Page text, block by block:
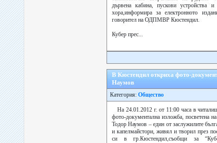
дървена кабина, пускови устройства
хора,информира за електронното
говорител на ОДПМВР Кюстендил.
Кубер прес...
В Кюстендил откриха фото-
Наумов
Категория: Общество
На 24.01.2012 г. от 11:00 часа в
фото-документална изложба, посветена
Тодор Наумов – един от заслужилите
и капелмайстори, живял и творил през
си в гр.Кюстендил,съобщи за